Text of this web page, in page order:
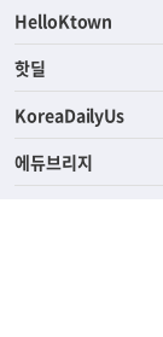
ASK미국
HelloKtown
핫딜
KoreaDailyUs